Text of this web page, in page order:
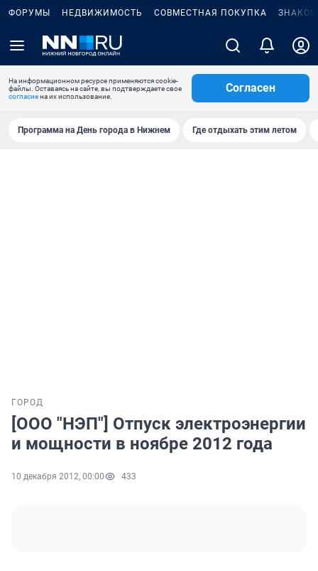
ФОРУМЫ НЕДВИЖИМОСТЬ СОВМЕСТНАЯ ПОКУПКА
На информационном ресурсе применяются cookie-
файлы. Оставаясь на сайте, вы подтверждаете свое
согласиена их использование.
Согласен
Программа на День города в Нижнем Где отдыхать этим летом
ГОРОД
[ООО "НЭП"] Отпуск электроэнергии
и мощности в ноябре 2012 года
10 декабря 2012, 00:00 433